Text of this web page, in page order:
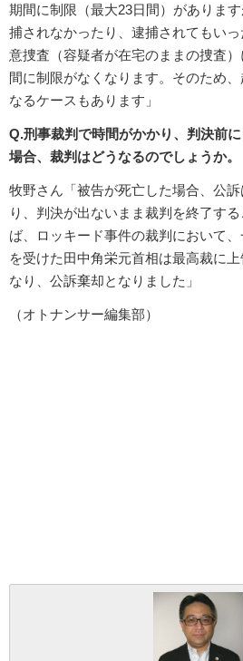
期間に制限（最大23日間）がありま
捕されなかったり、逮捕されてもい
意捜査（容疑者が在宅のままの捜査
間に制限がなくなります。そのため
なるケースもあります」
Q.刑事裁判で時間がかかり、判決前
場合、裁判はどうなるのでしょうか。
牧野さん「被告が死亡した場合、公
り、判決が出ないまま裁判を終了す
ば、ロッキード事件の裁判において
を受けた田中角栄元首相は最高裁に
なり、公訴棄却となりました」
（オトナンサー編集部）